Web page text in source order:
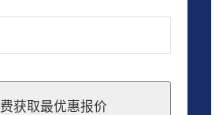
获取最优惠报价